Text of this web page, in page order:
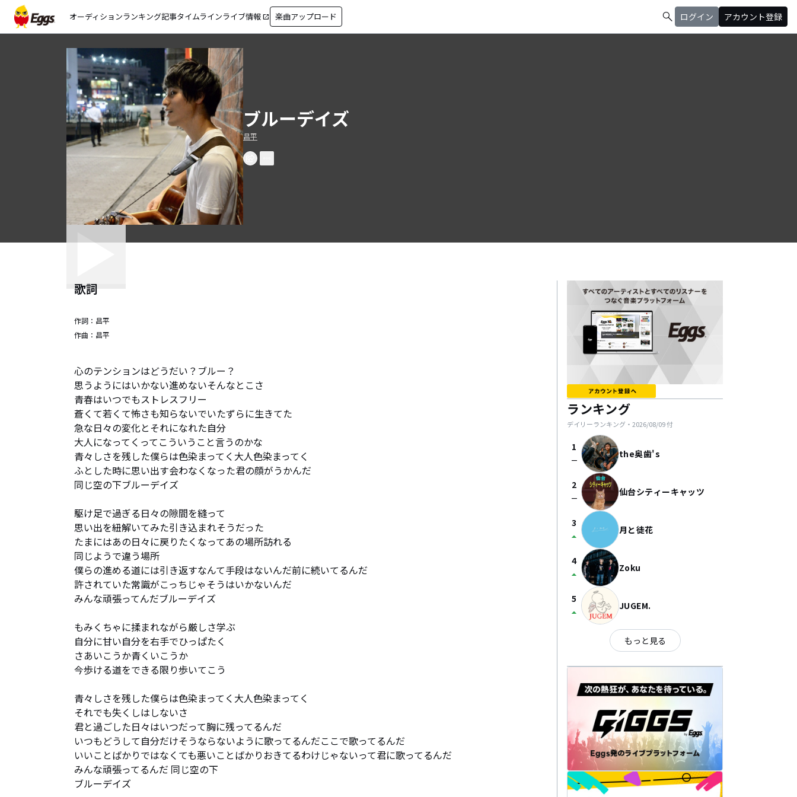
オーディションランキング記事タイムラインライブ情報 open_in_new 楽曲アップロード search ログイン アカウント登録
ブルーデイズ
昌平
歌詞
作詞： 昌平
作曲： 昌平
心のテンションはどうだい？ブルー？
思うようにはいかない進めないそんなとこさ
青春はいつでもストレスフリー
蒼くて若くて怖さも知らないでいたずらに生きてた
急な日々の変化とそれになれた自分
大人になってくってこういうこと言うのかな
青々しさを残した僕らは色染まってく大人色染まってく
ふとした時に思い出す会わなくなった君の顔がうかんだ
同じ空の下ブルーデイズ
駆け足で過ぎる日々の隙間を縫って
思い出を紐解いてみた引き込まれそうだった
たまにはあの日々に戻りたくなってあの場所訪れる
同じようで違う場所
僕らの進める道には引き返すなんて手段はないんだ前に続いてるんだ
許されていた常識がこっちじゃそうはいかないんだ
みんな頑張ってんだブルーデイズ
もみくちゃに揉まれながら厳しさ学ぶ
自分に甘い自分を右手でひっぱたく
さあいこうか青くいこうか
今歩ける道をできる限り歩いてこう
青々しさを残した僕らは色染まってく大人色染まってく
それでも失くしはしないさ
君と過ごした日々はいつだって胸に残ってるんだ
いつもどうして自分だけそうならないように歌ってるんだここで歌ってるんだ
いいことばかりではなくても悪いことばかりおきてるわけじゃないって君に歌ってるんだ
みんな頑張ってるんだ 同じ空の下
ブルーデイズ
ランキング
デイリーランキング・ 2026/08/09付
1
check_indeterminate_small the奥歯's
2
check_indeterminate_small 仙台シティーキャッツ
3
arrow_drop_up 月と徒花
4
arrow_drop_up Zoku
5
arrow_drop_up JUGEM.
もっと見る